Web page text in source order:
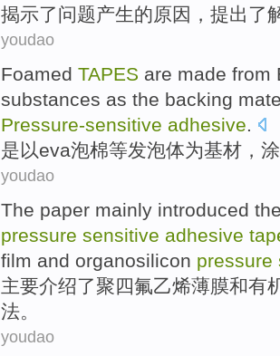
揭示了问题产生的原因 ，提出了
youdao
Foamed TAPES are made from
substances as the backing
Pressure-sensitive adhesive.
是以eva泡棉等发泡体为基材 ， 涂
youdao
The paper mainly introduced
pressure sensitive adhesive
film and organosilicon pressure
主要介绍了聚四氟乙烯薄膜和有
法。
youdao